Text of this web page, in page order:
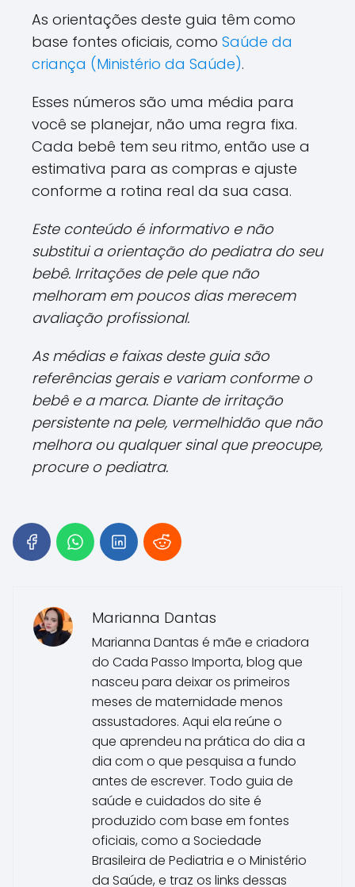
As orientações deste guia têm como
base fontes oficiais, como Saúde da
criança (Ministério da Saúde).
Esses números são uma média para
você se planejar, não uma regra fixa.
Cada bebê tem seu ritmo, então use a
estimativa para as compras e ajuste
conforme a rotina real da sua casa.
Este conteúdo é informativo e não
substitui a orientação do pediatra do seu
bebê. Irritações de pele que não
melhoram em poucos dias merecem
avaliação profissional.
As médias e faixas deste guia são
referências gerais e variam conforme o
bebê e a marca. Diante de irritação
persistente na pele, vermelhidão que não
melhora ou qualquer sinal que preocupe,
procure o pediatra.
Marianna Dantas
Marianna Dantas é mãe e criadora
do Cada Passo Importa, blog que
nasceu para deixar os primeiros
meses de maternidade menos
assustadores. Aqui ela reúne o
que aprendeu na prática do dia a
dia com o que pesquisa a fundo
antes de escrever. Todo guia de
saúde e cuidados do site é
produzido com base em fontes
oficiais, como a Sociedade
Brasileira de Pediatria e o Ministério
da Saúde, e traz os links dessas